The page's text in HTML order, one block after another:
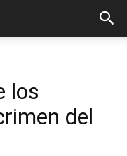
los
del